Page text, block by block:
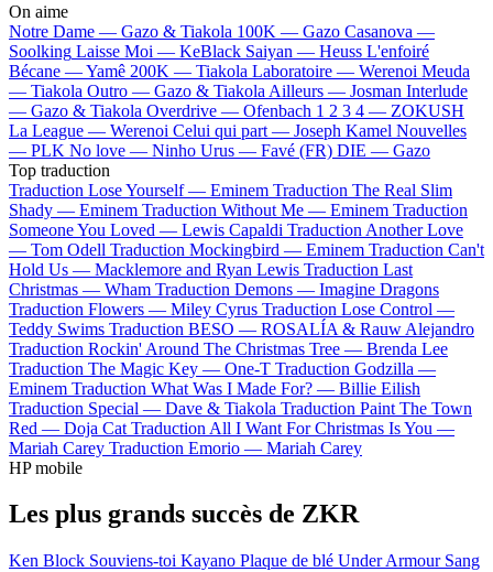
On aime
Notre Dame — Gazo & Tiakola 100K — Gazo Casanova —
Soolking Laisse Moi — KeBlack Saiyan — Heuss L'enfoiré
Bécane —Yamê 200K — Tiakola Laboratoire — Werenoi Meuda
— Tiakola Outro — Gazo & Tiakola Ailleurs — Josman Interlude
— Gazo & Tiakola Overdrive — Ofenbach 1 2 3 4 — ZOKUSH
La League — Werenoi Celui qui part — Joseph Kamel Nouvelles
— PLK No love — Ninho Urus — Favé (FR) DIE — Gazo
Top traduction
Traduction Lose Yourself — Eminem Traduction The Real Slim
Shady — Eminem Traduction Without Me — Eminem Traduction
Someone You Loved — Lewis Capaldi Traduction Another Love
— Tom Odell Traduction Mockingbird — Eminem Traduction Can't
Hold Us — Macklemore and Ryan Lewis Traduction Last
Christmas — Wham Traduction Demons — Imagine Dragons
Traduction Flowers — Miley Cyrus Traduction Lose Control —
Teddy Swims Traduction BESO — ROSALÍA & Rauw Alejandro
Traduction Rockin' Around The Christmas Tree — Brenda Lee
Traduction The Magic Key — One-T Traduction Godzilla —
Eminem Traduction What Was I Made For? — Billie Eilish
Traduction Special — Dave & Tiakola Traduction Paint The Town
Red — Doja Cat Traduction All I Want For Christmas Is You —
Mariah Carey Traduction Emorio — Mariah Carey
HP mobile
Les plus grands succès de ZKR
Ken Block Souviens-toi Kayano Plaque de blé Under Armour Sang